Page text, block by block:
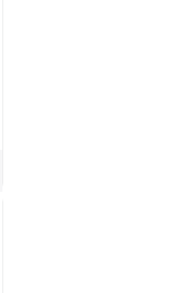
на квадратной розетке